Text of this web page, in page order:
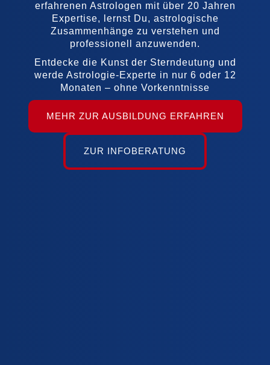
erfahrenen Astrologen mit über 20 Jahren
Expertise, lernst Du, astrologische
Zusammenhänge zu verstehen und
professionell anzuwenden.
Entdecke die Kunst der Sterndeutung und
werde Astrologie-Experte in nur 6 oder 12
Monaten – ohne Vorkenntnisse
MEHR ZUR AUSBILDUNG ERFAHREN
ZUR INFOBERATUNG